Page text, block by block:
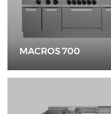
MACROS 700